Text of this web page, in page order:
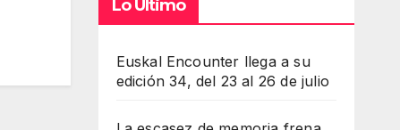
Lo Último
Euskal Encounter llega a su
edición 34, del 23 al 26 de julio